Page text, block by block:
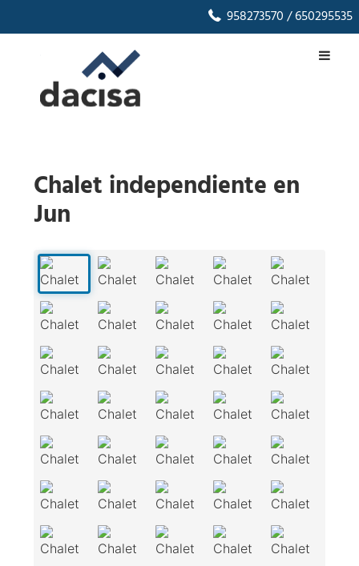
958273570/ 650295535
Chalet independiente en
Jun